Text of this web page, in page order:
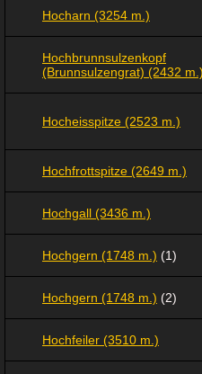
Hocharn (3254 m.)
Hochbrunnsulzenkopf
(Brunnsulzengrat) (2432
Hocheisspitze (2523 m.)
Hochfrottspitze (2649 m.)
Hochgall (3436 m.)
Hochgern (1748 m.) (1)
Hochgern (1748 m.) (2)
Hochfeiler (3510 m.)